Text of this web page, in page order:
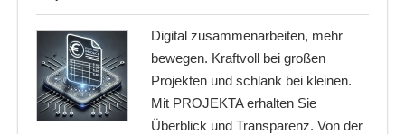
Digital zusammenarbeiten, mehr
bewegen. Kraftvoll bei großen
Projekten und schlank bei kleinen.
Mit PROJEKTA erhalten Sie
Überblick und Transparenz. Von der